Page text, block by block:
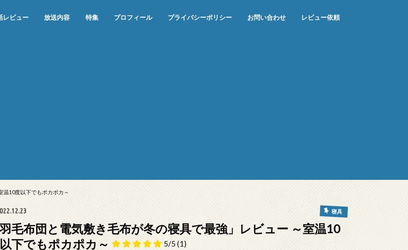
レビュー 放送内容 特集 プロフィール プライバシーポリシー お問い合わせ レビュー依頼
温10度以下でもポカポカ～
寝具
羽毛布団と電気敷き毛布が冬の寝具で最強」レビュー ～室温10
下でもポカポカ～
5/5 (1)